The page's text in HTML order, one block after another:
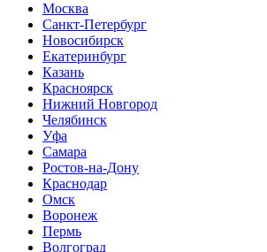
Москва
Санкт-Петербург
Новосибирск
Екатеринбург
Казань
Красноярск
Нижний Новгород
Челябинск
Уфа
Самара
Ростов-на-Дону
Краснодар
Омск
Воронеж
Пермь
Волгоград